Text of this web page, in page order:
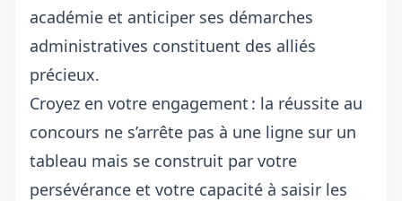
académie et anticiper ses démarches
administratives constituent des alliés
précieux.
Croyez en votre engagement : la réussite au
concours ne s’arrête pas à une ligne sur un
tableau mais se construit par votre
persévérance et votre capacité à saisir les